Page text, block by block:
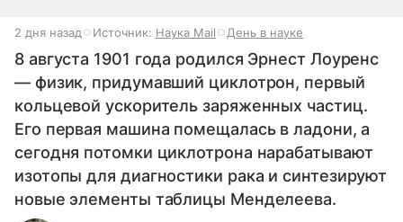
2 дня назад Источник: Наука Mail День в науке
8 августа 1901 года родился Эрнест Лоуренс
— физик, придумавший циклотрон, первый
кольцевой ускоритель заряженных частиц.
Его первая машина помещалась в ладони, а
сегодня потомки циклотрона нарабатывают
изотопы для диагностики рака и синтезируют
новые элементы таблицы Менделеева.